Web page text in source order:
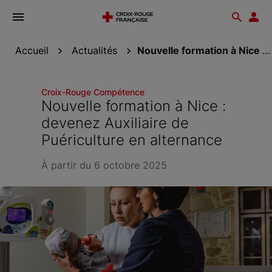
Ouvrir
Accueil Actualités Nouvelle formation à Nice : devenez Auxiliaire de...
Croix-Rouge Compétence
Nouvelle formation à Nice :
devenez Auxiliaire de
Puériculture en alternance
À partir du 6 octobre 2025